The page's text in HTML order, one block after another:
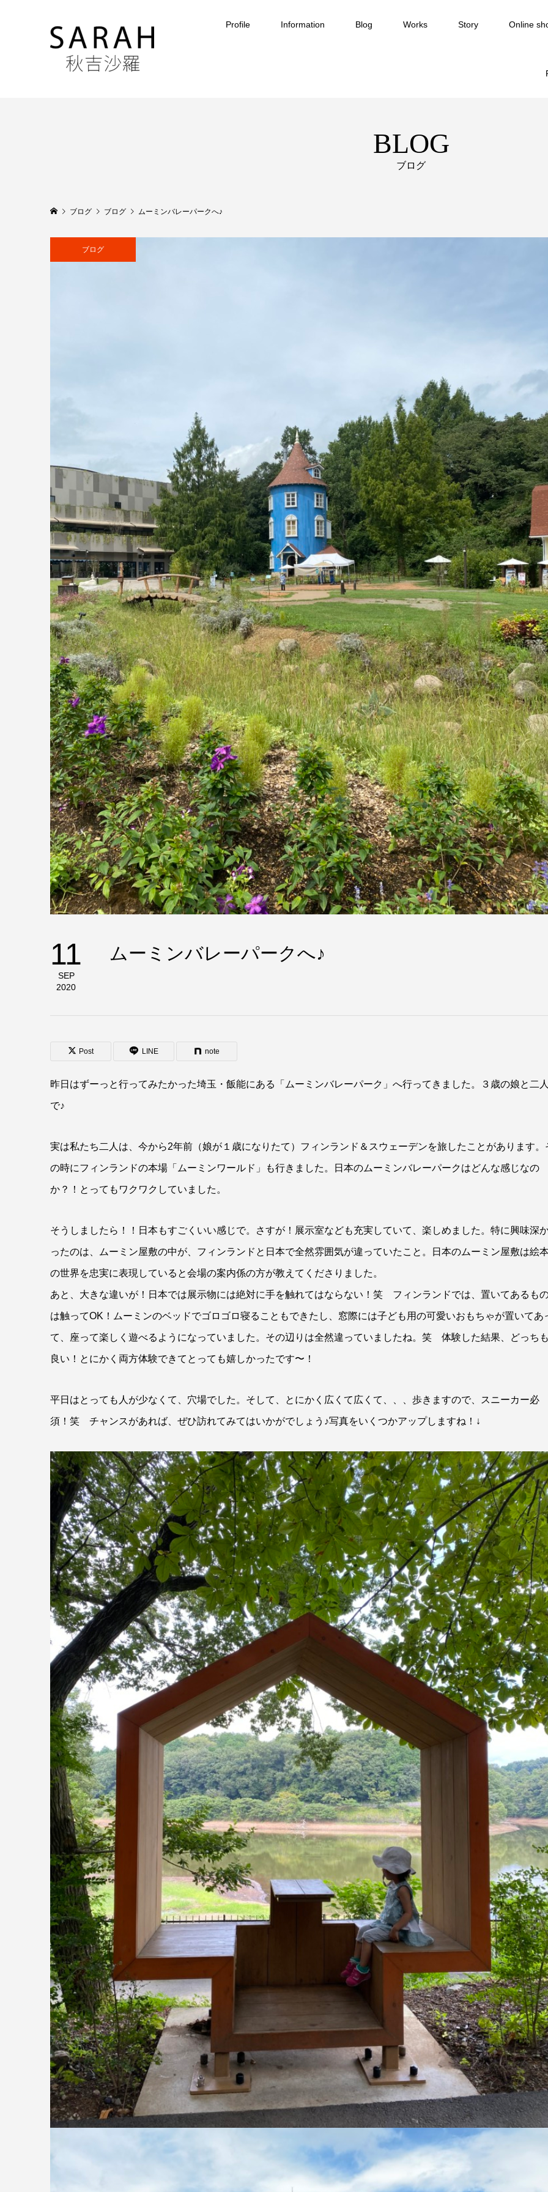
Profile Information Blog Works Story Online
BLOG
ブログ
ブログ ブログ ムーミンバレーパークへ♪
ブログ
11
SEP
2020
ムーミンバレーパークへ♪
Post LINE note
昨日はずーっと行ってみたかった埼玉・飯能にある「ムーミンバレーパーク」へ行ってきました。３歳の娘と二人
で♪
実は私たち二人は、今から2年前（娘が１歳になりたて）フィンランド＆スウェーデンを旅したことがあります。
の時にフィンランドの本場「ムーミンワールド」も行きました。日本のムーミンバレーパークはどんな感じなの
か？！とってもワクワクしていました。
そうしましたら！！日本もすごくいい感じで。さすが！展示室なども充実していて、楽しめました。特に興味深
ったのは、ムーミン屋敷の中が、フィンランドと日本で全然雰囲気が違っていたこと。日本のムーミン屋敷は絵
の世界を忠実に表現していると会場の案内係の方が教えてくださりました。
あと、大きな違いが！日本では展示物には絶対に手を触れてはならない！笑 フィンランドでは、置いてあるも
は触ってOK！ムーミンのベッドでゴロゴロ寝ることもできたし、窓際には子ども用の可愛いおもちゃが置いてあ
て、座って楽しく遊べるようになっていました。その辺りは全然違っていましたね。笑 体験した結果、どっちも
良い！とにかく両方体験できてとっても嬉しかったです〜！
平日はとっても人が少なくて、穴場でした。そして、とにかく広くて広くて、、、歩きますので、スニーカー必
須！笑 チャンスがあれば、ぜひ訪れてみてはいかがでしょう♪写真をいくつかアップしますね！↓